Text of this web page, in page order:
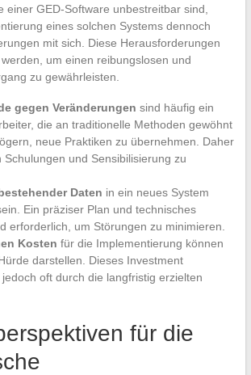
einer GED-Software unbestreitbar sind,
eines solchen Systems dennoch
mit sich. Diese Herausforderungen
um einen reibungslosen und
zu gewährleisten.
gegen Veränderungen sind häufig ein
die an traditionelle Methoden gewöhnt
neue Praktiken zu übernehmen. Daher
Schulungen und Sensibilisierung zu
Daten in ein neues System
Ein präziser Plan und technisches
erforderlich, um Störungen zu minimieren.
Kosten für die Implementierung können
darstellen. Dieses Investment
oft durch die langfristig erzielten
für die